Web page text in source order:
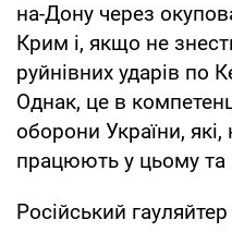
на-Дону через
Крим і, якщо не
руйнівних ударів по
Однак, це в
оборони України,
працюють у цьому та
Російський